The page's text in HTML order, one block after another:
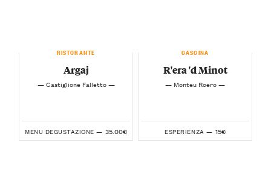
RISTORANTE
Argaj
— Castiglione Falletto —
MENU DEGUSTAZIONE — 35.00€
CASCINA
R'era 'd Minot
— Monteu Roero —
ESPERIENZA — 15€